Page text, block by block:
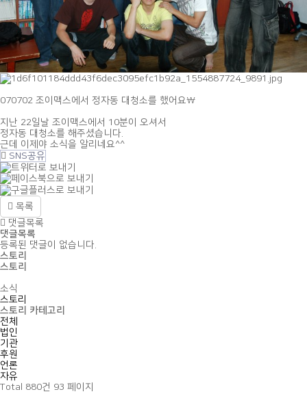
070702 조이맥스에서 정자동 대청소를 했어요\
지난 22일날 조이맥스에서 10분이 오셔서
정자동 대청소를 해주셨습니다.
근데 이제야 소식을 알리네요^^
SNS공유
목록
댓글목록
댓글목록
등록된 댓글이 없습니다.
스토리
스토리
소식
스토리
스토리 카테고리
전체
법인
기관
후원
언론
자유
Total 880건 93 페이지